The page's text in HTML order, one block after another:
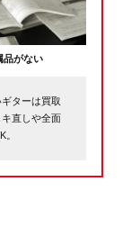
品がない
ターは買取
直しや全面